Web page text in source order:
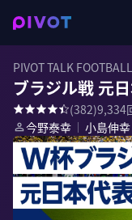
PIVOT TALK FOOTBALL
ブラジル戦 元
(382)9,334
今野泰幸 ｜ 小島伸幸